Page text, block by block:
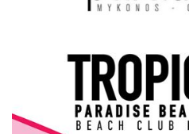
Σεβασμιώτατος Δωρόθεος Β’
Cost Of Living Crisis